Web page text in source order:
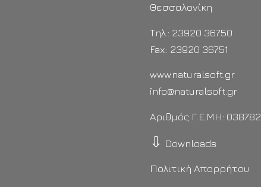
Θεσσαλονίκη
Τηλ.: 23920 36750
Fax.: 23920 36751
www.naturalsoft.gr
info@naturalsoft.gr
Αριθμός Γ.Ε.ΜΗ:
⇩ Downloads
Πολιτική Απορρήτου